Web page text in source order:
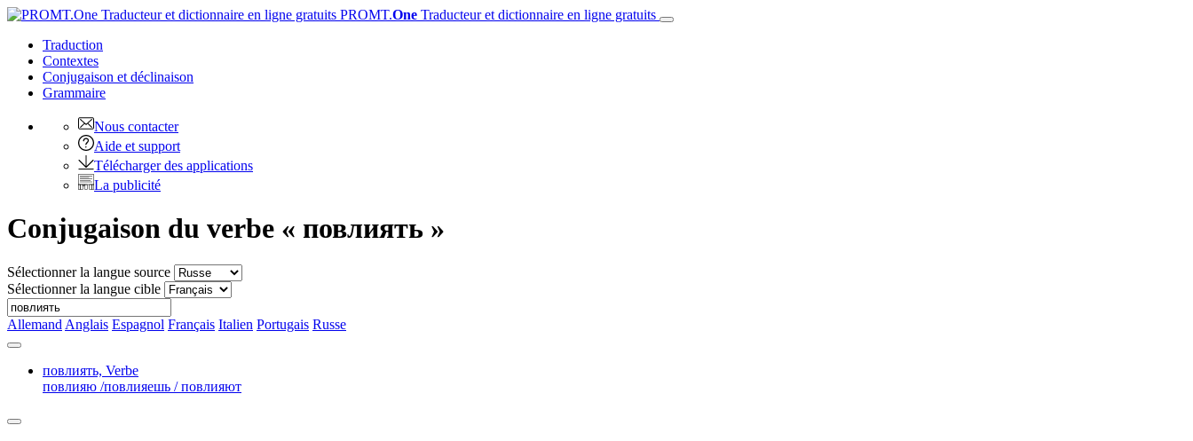
PROMT.One Traducteur et dictionnaire en ligne gratuits
Traduction
Contextes
Conjugaison et déclinaison
Grammaire
Nous contacter
Aide et support
Télécharger des applications
La publicité
Conjugaison du verbe « повлиять »
Sélectionner la langue source
Sélectionner la langue cible
Allemand Anglais Espagnol Français Italien Portugais Russe
повлиять, Verbe
повлияю /повлияешь / повлияют